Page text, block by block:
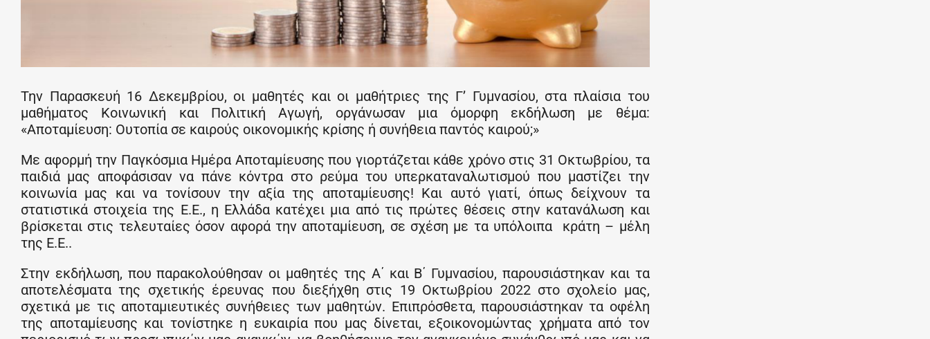
Την Παρασκευή 16 Δεκεμβρίου, οι μαθητές και οι μαθήτριες της Γ’ Γυμνασίου, στα πλαίσια του
μαθήματος Κοινωνική και Πολιτική Αγωγή, οργάνωσαν μια όμορφη εκδήλωση με θέμα:
«Αποταμίευση: Ουτοπία σε καιρούς οικονομικής κρίσης ή συνήθεια παντός καιρού;»
Με αφορμή την Παγκόσμια Ημέρα Αποταμίευσης που γιορτάζεται κάθε χρόνο στις 31 Οκτωβρίου, τα
παιδιά μας αποφάσισαν να πάνε κόντρα στο ρεύμα του υπερκαταναλωτισμού που μαστίζει την
κοινωνία μας και να τονίσουν την αξία της αποταμίευσης! Και αυτό γιατί, όπως δείχνουν τα
στατιστικά στοιχεία της Ε.Ε., η Ελλάδα κατέχει μια από τις πρώτες θέσεις στην κατανάλωση και
βρίσκεται στις τελευταίες όσον αφορά την αποταμίευση, σε σχέση με τα υπόλοιπα κράτη – μέλη
της Ε.Ε..
Στην εκδήλωση, που παρακολούθησαν οι μαθητές της Α΄ και Β΄ Γυμνασίου, παρουσιάστηκαν και τα
αποτελέσματα της σχετικής έρευνας που διεξήχθη στις 19 Οκτωβρίου 2022 στο σχολείο μας,
σχετικά με τις αποταμιευτικές συνήθειες των μαθητών. Επιπρόσθετα, παρουσιάστηκαν τα οφέλη
της αποταμίευσης και τονίστηκε η ευκαιρία που μας δίνεται, εξοικονομώντας χρήματα από τον